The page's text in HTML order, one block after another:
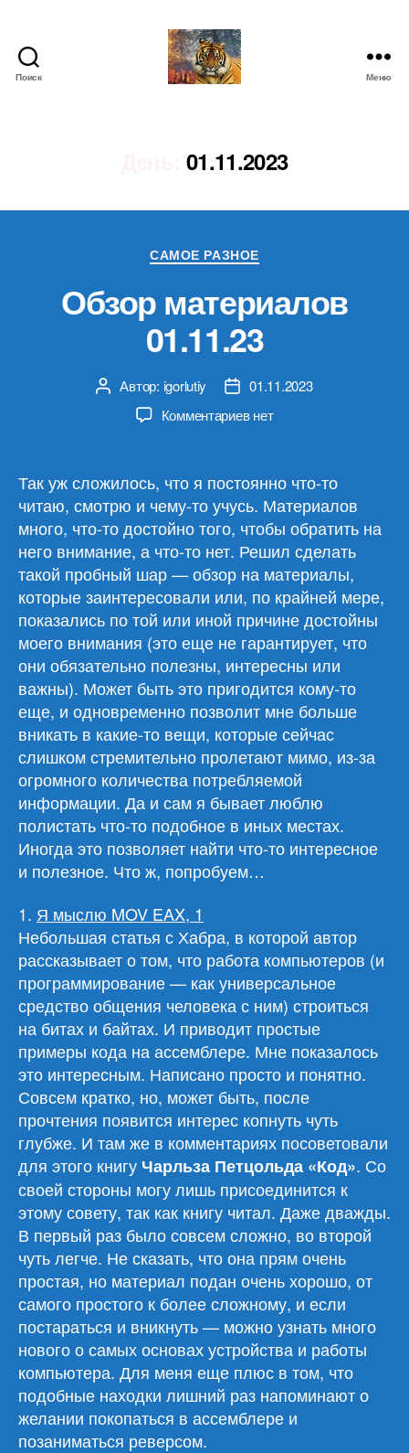
Поиск Меню
01.11.2023
Рубрики
САМОЕ РАЗНОЕ
Обзор материалов
01.11.23
Автор
записи
Автор: igorlutiy
Дата01.11.2023
Комментариевк
01.11.23
нет
Так уж сложилось, что я постоянно что-то
читаю, смотрю и чему-то учусь. Материалов
много, что-то достойно того, чтобы обратить на
него внимание, а что-то нет. Решил сделать
такой пробный шар — обзор на материалы,
которые заинтересовали или, по крайней мере,
показались по той или иной причине достойны
моего внимания (это еще не гарантирует, что
они обязательно полезны, интересны или
важны). Может быть это пригодится кому-то
еще, и одновременно позволит мне больше
вникать в какие-то вещи, которые сейчас
слишком стремительно пролетают мимо, из-за
огромного количества потребляемой
информации. Да и сам я бывает люблю
полистать что-то подобное в иных местах.
Иногда это позволяет найти что-то интересное
и полезное. Что ж, попробуем…
1. Я мыслю MOV EAX, 1
Небольшая статья с Хабра, в которой автор
рассказывает о том, что работа компьютеров (и
программирование — как универсальное
средство общения человека с ним) строиться
на битах и байтах. И приводит простые
примеры кода на ассемблере. Мне показалось
это интересным. Написано просто и понятно.
Совсем кратко, но, может быть, после
прочтения появится интерес копнуть чуть
глубже. И там же в комментариях посоветовали
для этого книгу Чарльза Петцольда «Код». Со
своей стороны могу лишь присоединится к
этому совету, так как книгу читал. Даже дважды.
В первый раз было совсем сложно, во второй
чуть легче. Не сказать, что она прям очень
простая, но материал подан очень хорошо, от
самого простого к более сложному, и если
постараться и вникнуть — можно узнать много
нового о самых основах устройства и работы
компьютера. Для меня еще плюс в том, что
подобные находки лишний раз напоминают о
желании покопаться в ассемблере и
позаниматься реверсом.